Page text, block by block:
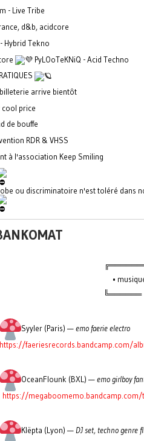
- Live Tribe
d&b, acidcore
Hybrid Tekno
PyLOoTeKNiQ - Acid Techno
arrive bientôt
price
de bouffe
RDR & VHSS
à l'association Keep Smiling
ou discriminatoire n'est toléré dans
•
╚══════
Syyler (Paris) —emo faerie electro
https://faeriesrecords.bandcamp.com/
OceanFlounk (BXL) —emo girlboy
https://
Klëpta (Lyon) —DJ set, techno genre